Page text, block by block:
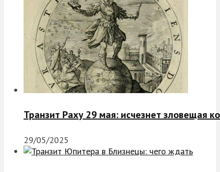
Транзит Раху 29 мая: исчезнет зловещая
29/05/2025